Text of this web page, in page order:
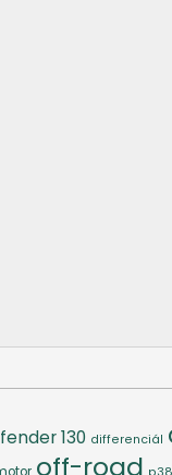
130 differenciál
off-road